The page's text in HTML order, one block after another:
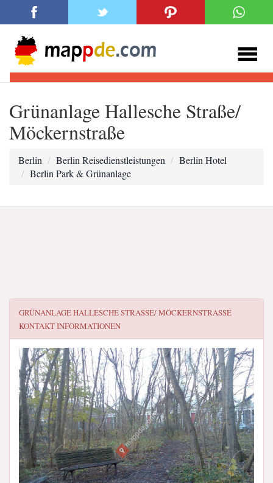
Grünanlage Hallesche Straße/
Möckernstraße
Berlin Berlin Reisedienstleistungen
Berlin Hotel
Berlin Park & Grünanlage
GRÜNANLAGE HALLESCHE STRASSE/ MÖCKERNSTRASSE
KONTAKT INFORMATIONEN